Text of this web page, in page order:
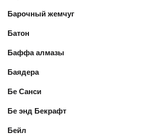
Барочный жемчуг
Батон
Баффа алмазы
Баядера
Бе Санси
Бе энд Бекрафт
Бейл